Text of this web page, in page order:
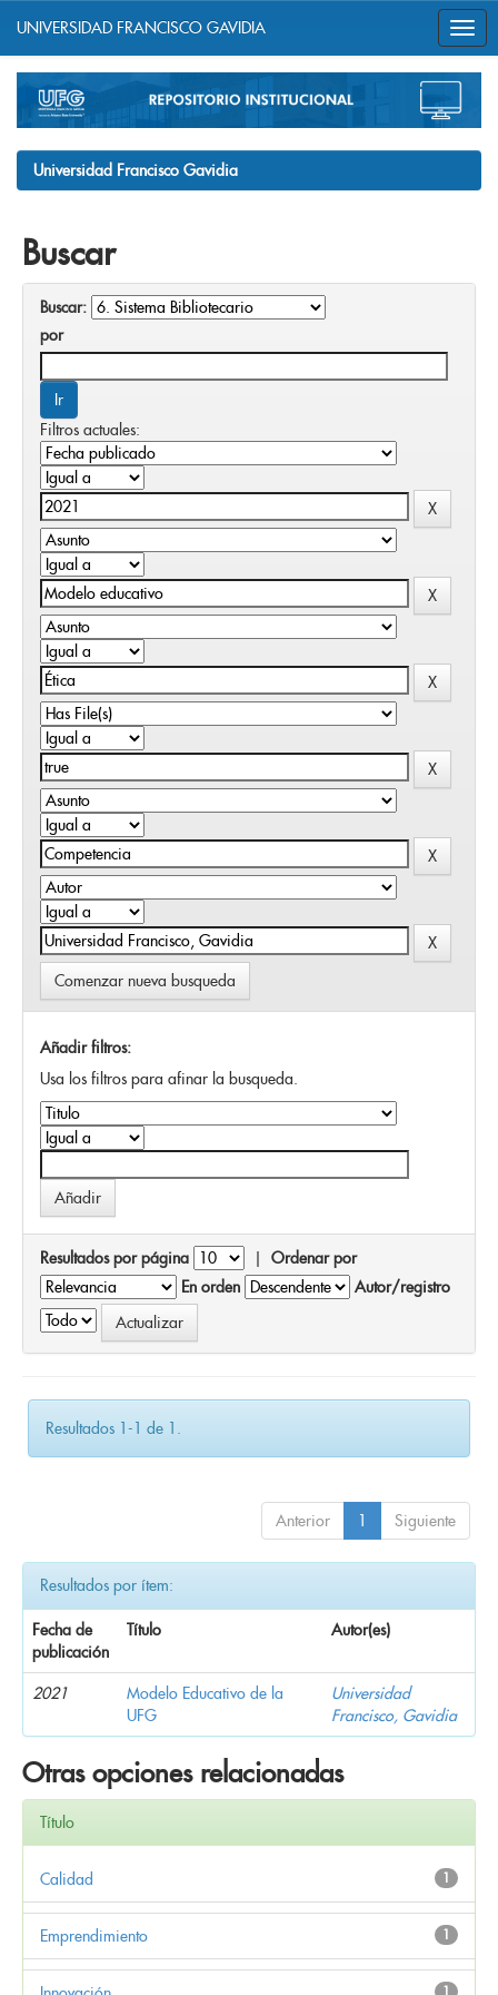
navigation
UNIVERSIDAD FRANCISCO GAVIDIA
Universidad Francisco Gavidia
Buscar
Buscar:
por
Filtros actuales:
Comenzar nueva busqueda
Añadir filtros:
Usa los filtros para afinar la busqueda.
Resultados por página | Ordenar por
En orden
Autor/registro
Resultados 1-1 de 1.
Anterior 1 Siguiente
Resultados por ítem:
Fecha de
publicación
Título Autor(es)
2021
Modelo Educativo de la
UFG
Universidad
Francisco, Gavidia
Otras opciones relacionadas
Título
1
Calidad
1
Emprendimiento
1